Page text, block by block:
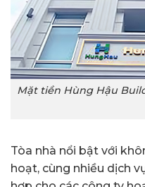
Mặt tiền Hùng Hậu
Tòa nhà nổi bật với
hoạt, cùng nhiều dịch